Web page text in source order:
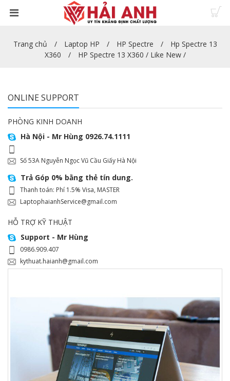
Trang chủ Laptop HP HP Spectre
Hp Spectre 13
X360
HP Spectre 13 X360 / Like New /
ONLINE SUPPORT
PHÒNG KINH DOANH
Hà Nội - Mr Hùng 0926.74.1111
Số 53A Nguyễn Ngọc Vũ Cầu Giấy Hà Nội
Trả Góp 0% bằng thẻ tín dung.
Thanh toán: Phí 1.5% Visa, MASTER
LaptophaianhService@gmail.com
HỖ TRỢ KỸ THUẬT
Support - Mr Hùng
0986.909.407
kythuat.haianh@gmail.com